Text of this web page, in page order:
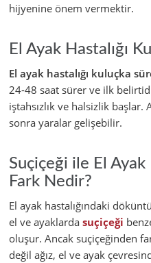
hijyenine önem vermektir.
El Ayak Hastalığı
El ayak hastalığı kuluçka
24-48 saat sürer ve ilk
iştahsızlık ve halsizlik başlar.
sonra yaralar gelişebilir.
Suçiçeği ile El Ayak
Fark Nedir?
El ayak hastalığındaki
el ve ayaklarda suçiçeği
oluşur. Ancak suçiçeğinden
değil ağız, el ve ayak